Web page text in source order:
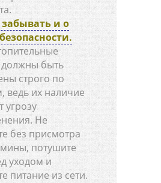
забывать и о
быть
строго по
ведь их наличие
угрозу
Не
без присмотра
потушите
уходом и
питание из сети.